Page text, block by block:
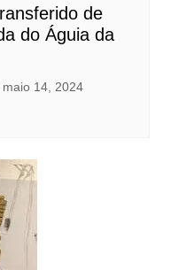
de
do Águia da
maio 14, 2024